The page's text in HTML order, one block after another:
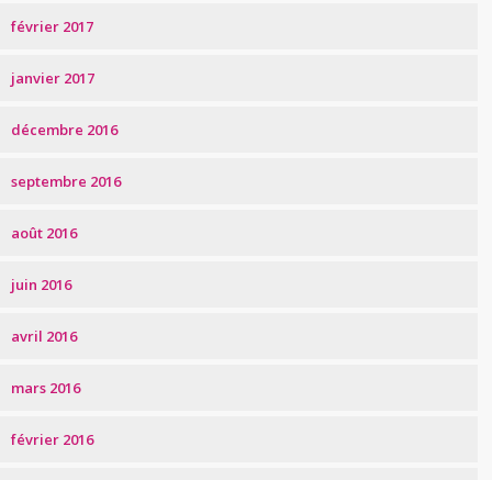
février 2017
janvier 2017
décembre 2016
septembre 2016
août 2016
juin 2016
avril 2016
mars 2016
février 2016